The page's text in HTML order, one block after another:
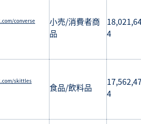
converse
小売/消費者商
品
4
skittles
食品/飲料品
4